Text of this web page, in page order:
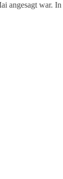
angesagt war.